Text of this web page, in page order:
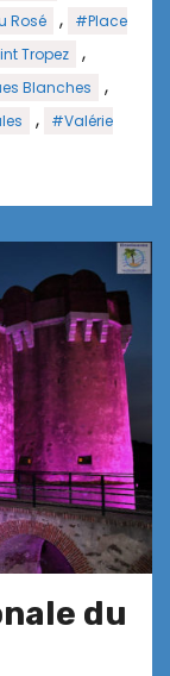
Rosé ,
#Place
Tropez ,
Blanches ,
,
#Valérie
du